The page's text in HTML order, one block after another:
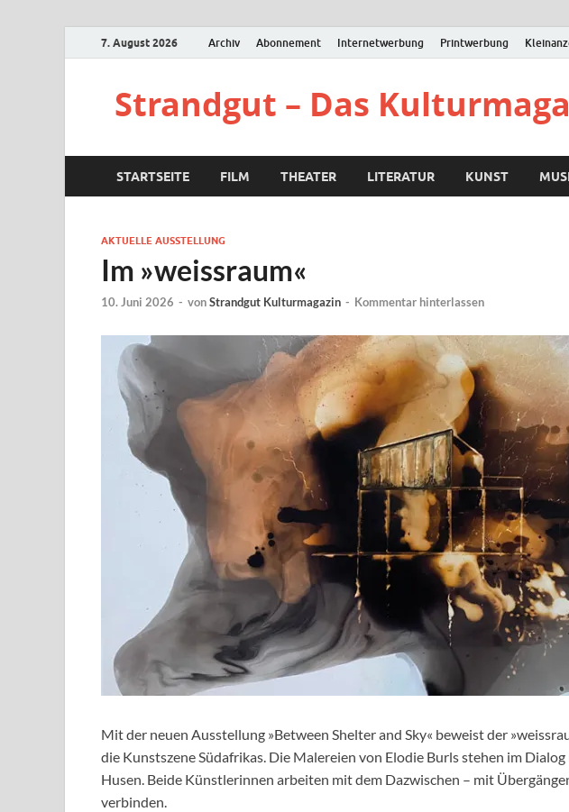
7. August 2026 Archiv Abonnement Internetwerbung Printwerbung
Strandgut – Das
STARTSEITE FILM THEATER LITERATUR KUNST
AKTUELLE AUSSTELLUNG
Im »weissraum«
10. Juni 2026 - vonStrandgut Kulturmagazin - Kommentar hinterlassen
Mit der neuen Ausstellung »Between Shelter and Sky« beweist der
die Kunstszene Südafrikas. Die Malereien von Elodie Burls stehen im
Husen. Beide Künstlerinnen arbeiten mit dem Dazwischen – mit
verbinden.